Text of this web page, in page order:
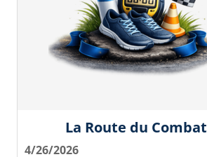
La Route du Combat
4/26/2026